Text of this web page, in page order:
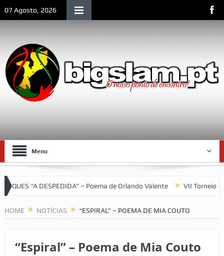
07 Agosto, 2026
Menu
“A DESPEDIDA” – Poema de Orlando Valente VII Torneio das
HOME NOTÍCIAS “ESPIRAL” – POEMA DE MIA COUTO
“Espiral” – Poema de Mia Couto